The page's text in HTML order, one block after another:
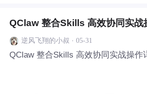
QClaw 整合Skills 高效协同实战
逆风飞翔的小叔 · 05-31
QClaw 整合Skills 高效协同实战操作